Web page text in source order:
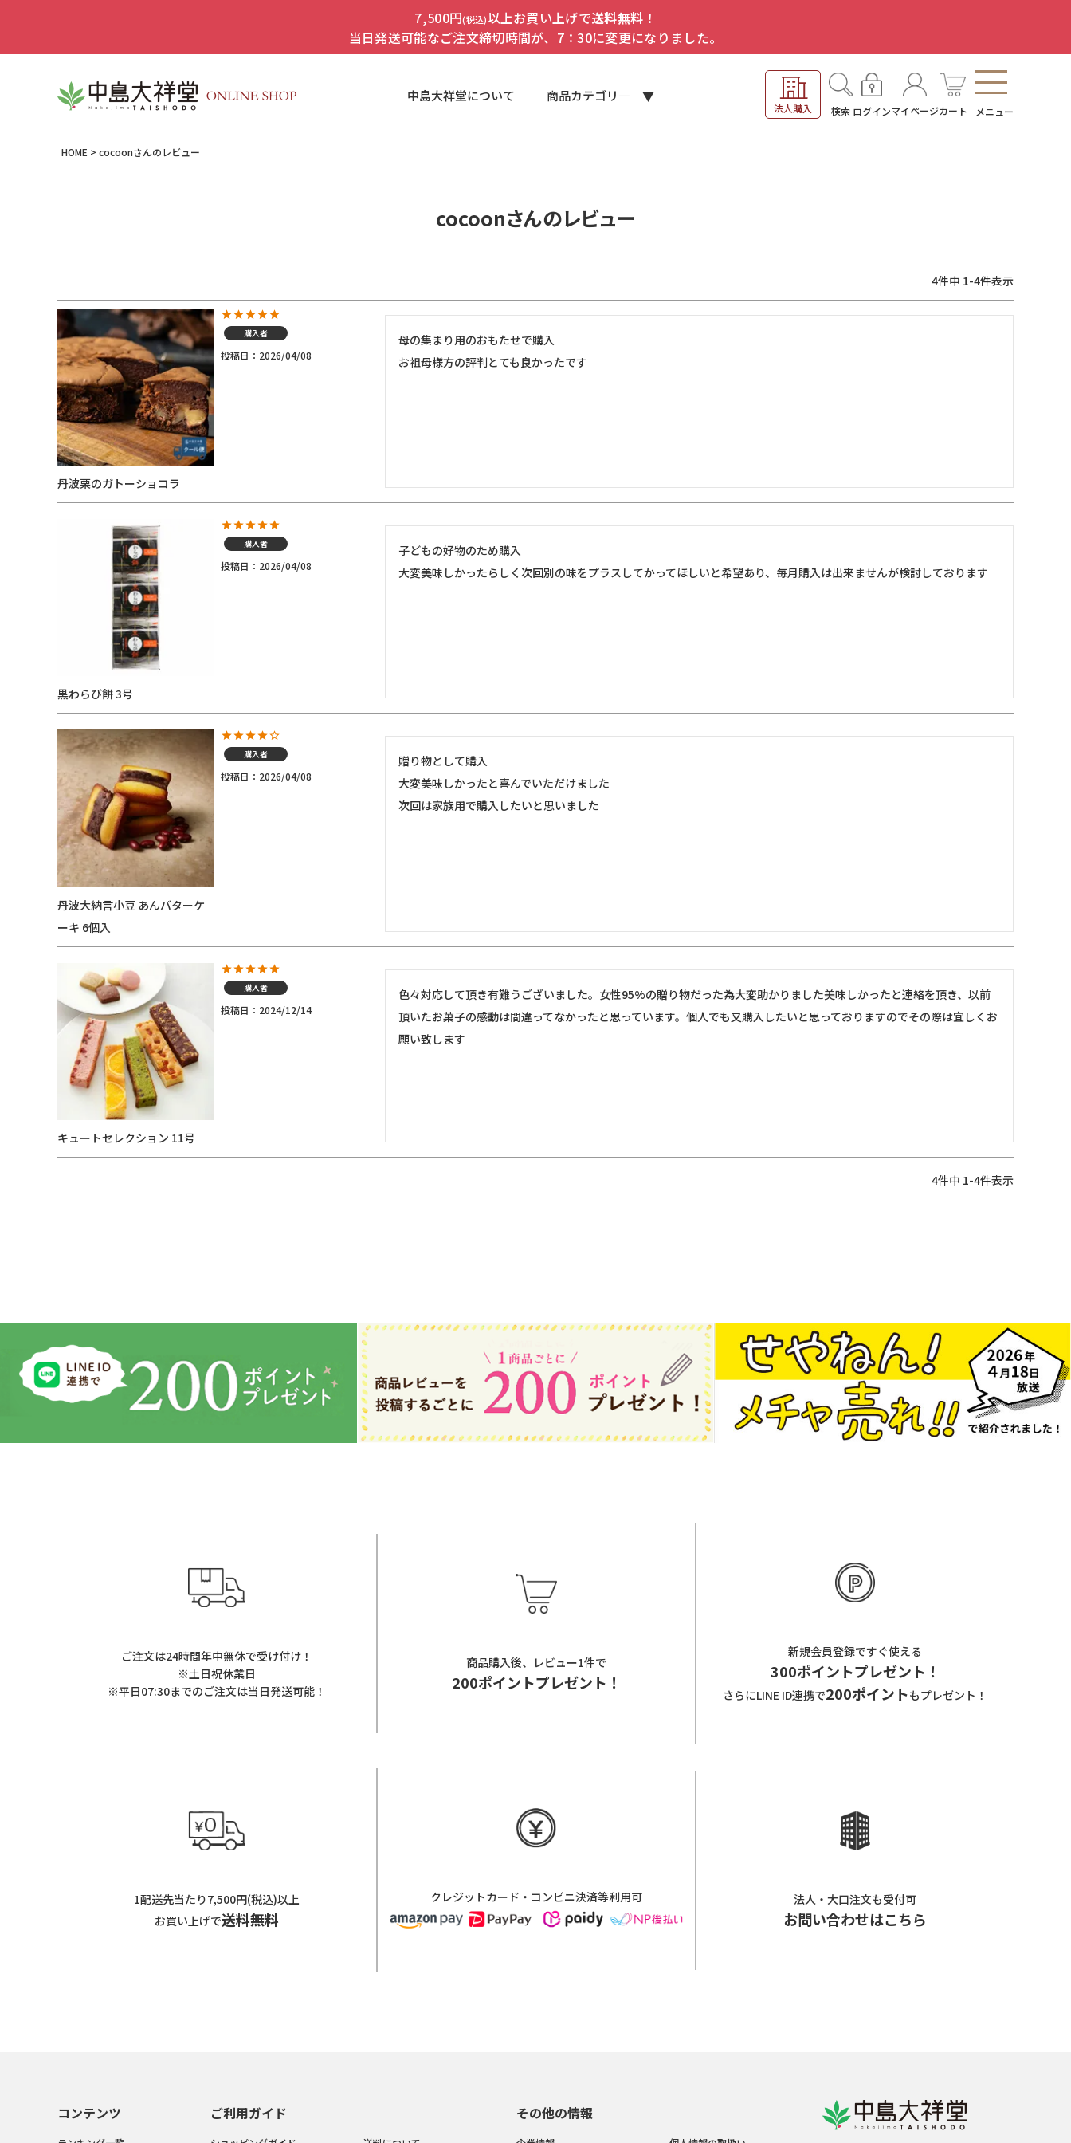
7,500円(税込)以上お買い上げで送料無料！
当日発送可能なご注文締切時間が、7：30に変更になりました。
中島大祥堂について 商品カテゴリ―
法人購入 検索 ログインマイページカート メニュー
HOME cocoonさんのレビュー
cocoonさんのレビュー
4件中 1-4件表示
丹波栗のガトーショコラ
購入者
投稿日 2026/04/08
母の集まり用のおもたせで購入
お祖母様方の評判とても良かったです
黒わらび餅 3号
購入者
投稿日 2026/04/08
子どもの好物のため購入
大変美味しかったらしく次回別の味をプラスしてかってほしいと希望あり、毎月購入は出来ませんが検討しております
丹波大納言小豆 あんバターケ
ーキ 6個入
購入者
投稿日 2026/04/08
贈り物として購入
大変美味しかったと喜んでいただけました
次回は家族用で購入したいと思いました
キュートセレクション 11号
購入者
投稿日 2024/12/14
色々対応して頂き有難うございました。女性95%の贈り物だった為大変助かりました美味しかったと連絡を頂き、以前
頂いたお菓子の感動は間違ってなかったと思っています。個人でも又購入したいと思っておりますのでその際は宜しくお
願い致します
4件中 1-4件表示
ご注文は24時間年中無休で受け付け！
※土日祝休業日
※平日07:30までのご注文は当日発送可能！
商品購入後、レビュー1件で
200ポイントプレゼント！
新規会員登録ですぐ使える
300ポイントプレゼント！
さらにLINE ID連携で200ポイントもプレゼント！
1配送先当たり7,500円(税込)以上
お買い上げで送料無料
クレジットカード・コンビニ決済等利用可 法人・大口注文も受付可
お問い合わせはこちら
コンテンツ ご利用ガイド その他の情報